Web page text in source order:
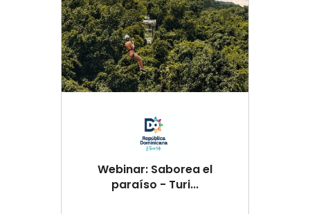
Webinar: Saborea el
paraíso - Turi...